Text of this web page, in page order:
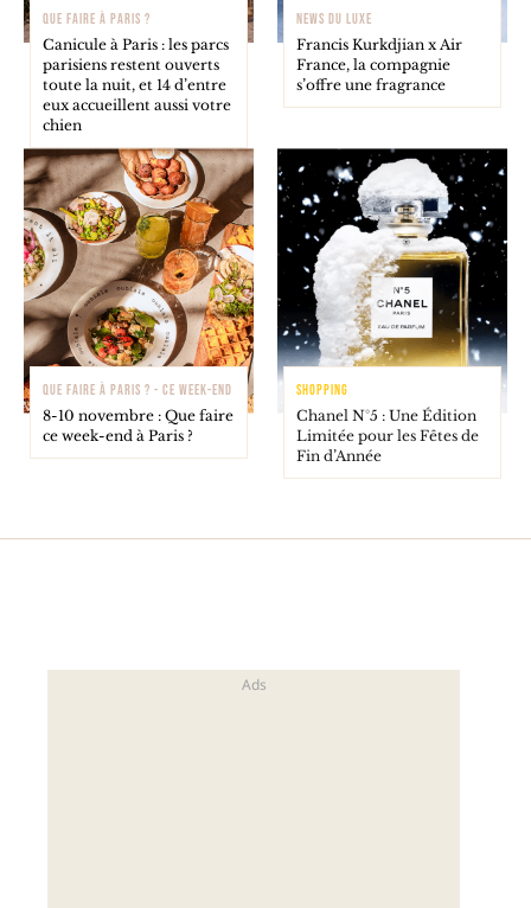
QUE FAIRE À PARIS ?
Canicule à Paris : les parcs
parisiens restent ouverts
toute la nuit, et 14 d’entre
eux accueillent aussi votre
chien
NEWS DU LUXE
Francis Kurkdjian x Air
France, la compagnie
s’offre une fragrance
QUE FAIRE À PARIS ? - CE WEEK-END
8-10 novembre : Que faire
ce week-end à Paris ?
SHOPPING
Chanel N°5 : Une Édition
Limitée pour les Fêtes de
Fin d’Année